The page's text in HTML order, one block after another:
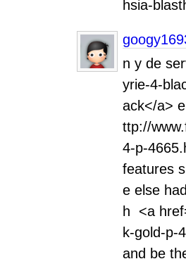
hsia-
n y de
yrie-4-
ack</a>
ttp://
4-p-
features
e else
h <a
k-gold-p-
and be